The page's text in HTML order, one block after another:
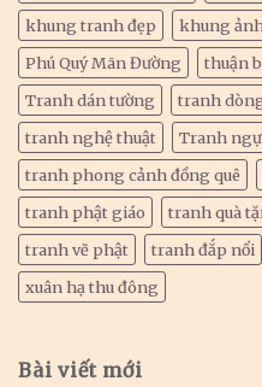
khung tranh đẹp
khung
Phú Quý Mãn Đường
thuận
Tranh dán tường
tranh
tranh nghệ thuật
Tranh
tranh phong cảnh đồng quê
tranh phật giáo
tranh quà
tranh vẽ phật
tranh đắp nổi
xuân hạ thu đông
Bài viết mới